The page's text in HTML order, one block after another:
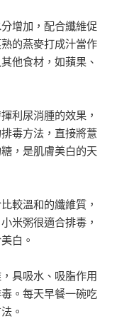
增加，配合纖維促
的燕麥打成汁當作
他食材，如蘋果、
利尿消腫的效果，
毒方法，直接將薏
，是肌膚美白的天
較溫和的纖維質，
米粥很適合排毒，
白。
具吸水、吸脂作用
。每天早餐一碗吃
。